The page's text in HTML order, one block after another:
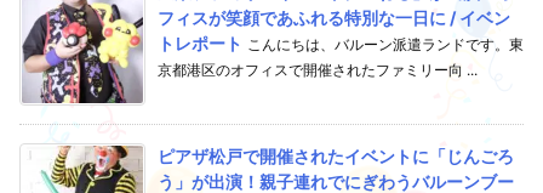
フィスが笑顔であふれる特別な一日に / イベン
トレポート
こんにちは、バルーン派遣ランドです。東
京都港区のオフィスで開催されたファミリー向 ...
ピアザ松戸で開催されたイベントに「じんごろ
う」が出演！親子連れでにぎわうバルーンブー